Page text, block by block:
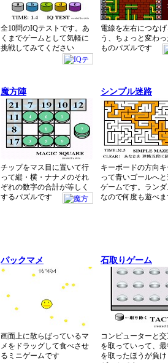
全10問のIQテストです。あ
くまでゲームとして気軽に
挑戦してみてください
電線を左右につな
う、ちょっと変わ
ものパズルです
魔方陣
チップをマス目に置いて行
って縦・横・ナナメのそれ
ぞれの数字の合計が等しく
するパズルです
シンプル迷路
キーボードの方向
って青いゴールへ
ゲームです。ラン
なので何度も遊べ
パックマメ
画面上に散らばっているマ
メをドラッグして食べさせ
るミニゲームです
石取りゲーム
コンピューターと
を取っていって、
を取ったほうが負